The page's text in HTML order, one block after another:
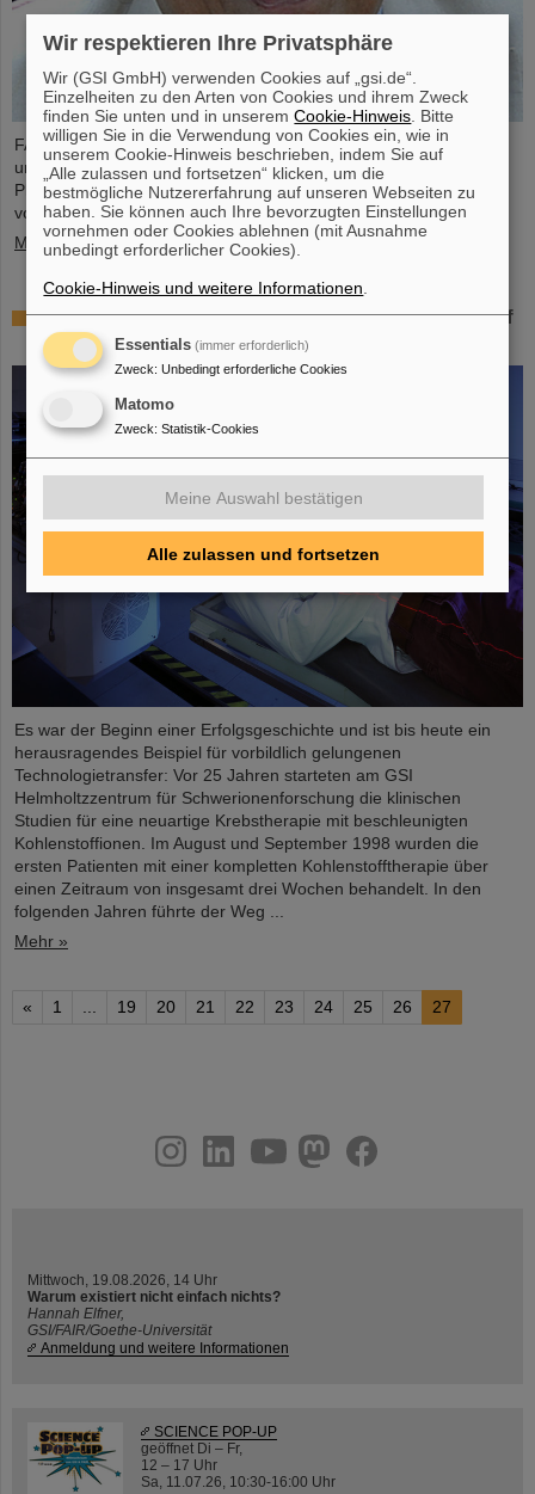
FAIR und GSI trauern um einen herausragenden Wissenschaftler
und einen der Wegbereiter für das FAIR-Projekt. Der indische
Physiker Bikash Sinha ist am 11. August im Alter von 78 Jahren
von uns gegangen.
Mehr »
25 Jahre Tumortherapie: Präzise Waffen im Kampf
gegen den Krebs
Es war der Beginn einer Erfolgsgeschichte und ist bis heute ein
herausragendes Beispiel für vorbildlich gelungenen
Technologietransfer: Vor 25 Jahren starteten am GSI
Helmholtzzentrum für Schwerionenforschung die klinischen
Studien für eine neuartige Krebstherapie mit beschleunigten
Kohlenstoffionen. Im August und September 1998 wurden die
ersten Patienten mit einer kompletten Kohlenstofftherapie über
einen Zeitraum von insgesamt drei Wochen behandelt. In den
folgenden Jahren führte der Weg ...
Mehr »
« 1 19 20 21 22 23 24 25 26 27
youtube
helmholtz.social
facebook
Mittwoch, 19.08.2026, 14 Uhr
Warum existiert nicht einfach nichts?
Hannah Elfner,
GSI/FAIR/Goethe-Universität
Anmeldung und weitere Informationen
SCIENCE POP-UP
geöffnet Di – Fr,
12 – 17 Uhr
Sa, 11.07.26, 10:30-16:00 Uhr
Wir respektieren Ihre Privatsphäre
Wir (GSI GmbH) verwenden Cookies auf „gsi.de“.
Einzelheiten zu den Arten von Cookies und ihrem Zweck
finden Sie unten und in unseremCookie-Hinweis . Bitte
willigen Sie in die Verwendung von Cookies ein, wie in
unserem Cookie-Hinweis beschrieben, indem Sie auf
„Alle zulassen und fortsetzen“ klicken, um die
bestmögliche Nutzererfahrung auf unseren Webseiten zu
haben. Sie können auch Ihre bevorzugten Einstellungen
vornehmen oder Cookies ablehnen (mit Ausnahme
unbedingt erforderlicher Cookies).
Cookie-Hinweis und weitere Informationen
Essentials (immer erforderlich)
Zweck: Unbedingt erforderliche Cookies
Matomo
Zweck: Statistik-Cookies
Meine Auswahl bestätigen
Alle zulassen und fortsetzen